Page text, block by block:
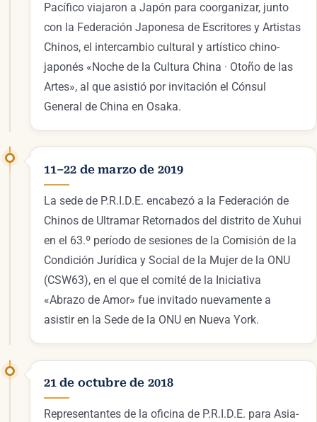
Pacífico viajaron a Japón para coorganizar, junto
con la Federación Japonesa de Escritores y Artistas
Chinos, el intercambio cultural y artístico chino-
japonés «Noche de la Cultura China · Otoño de las
Artes», al que asistió por invitación el Cónsul
General de China en Osaka.
11–22 de marzo de 2019
La sede de P.R.I.D.E. encabezó a la Federación de
Chinos de Ultramar Retornados del distrito de Xuhui
en el 63.º período de sesiones de la Comisión de la
Condición Jurídica y Social de la Mujer de la ONU
(CSW63), en el que el comité de la Iniciativa
«Abrazo de Amor» fue invitado nuevamente a
asistir en la Sede de la ONU en Nueva York.
21 de octubre de 2018
Representantes de la oficina de P.R.I.D.E. para Asia-